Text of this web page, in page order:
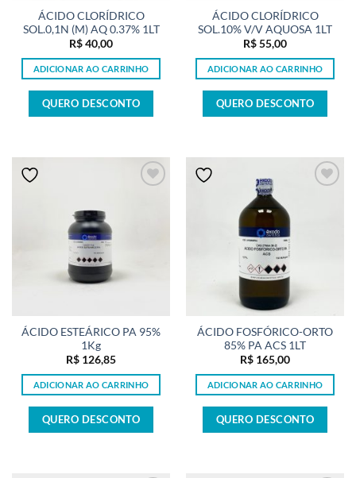
ÁCIDO CLORÍDRICO
SOL.0,1N (M) AQ 0.37% 1LT
R$40,00
ADICIONAR AO CARRINHO
QUERO DESCONTO
ÁCIDO CLORÍDRICO
SOL.10% V/V AQUOSA 1LT
R$55,00
ADICIONAR AO CARRINHO
QUERO DESCONTO
ÁCIDO ESTEÁRICO PA 95%
1Kg
R$ 126,85
ADICIONAR AO CARRINHO
QUERO DESCONTO
ÁCIDO FOSFÓRICO-ORTO
85% PA ACS 1LT
R$ 165,00
ADICIONAR AO CARRINHO
QUERO DESCONTO